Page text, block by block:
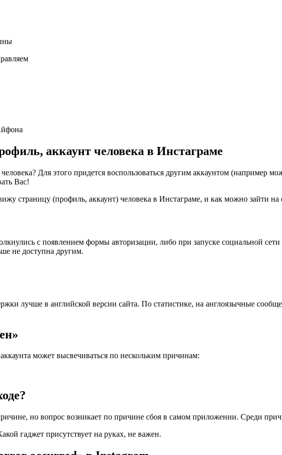
аккаунт человека в Инстаграме
Для этого придется воспользоваться другим аккаунтом (например
Вас!
страницу (профиль, аккаунт) человека в Инстаграме, и как можно зайти на
с появлением формы авторизации, либо при запуске социальной
не доступна другим.
лучше в английской версии сайта. По статистике, на англоязычные
может высвечиваться по нескольким причинам:
но вопрос возникает по причине сбоя в самом приложении. Среди
гаджет присутствует на руках, не важен.